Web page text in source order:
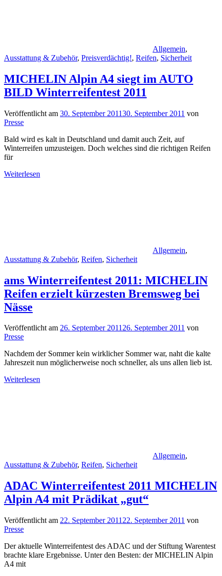
Allgemein,
Ausstattung & Zubehör, Preisverdächtig!, Reifen, Sicherheit
MICHELIN Alpin A4 siegt im AUTO
BILD Winterreifentest 2011
Veröffentlicht am 30. September 201130. September 2011 von
Presse
Bald wird es kalt in Deutschland und damit auch Zeit, auf
Winterreifen umzusteigen. Doch welches sind die richtigen Reifen
für
Weiterlesen
Allgemein,
Ausstattung & Zubehör, Reifen, Sicherheit
ams Winterreifentest 2011: MICHELIN
Reifen erzielt kürzesten Bremsweg bei
Nässe
Veröffentlicht am 26. September 201126. September 2011 von
Presse
Nachdem der Sommer kein wirklicher Sommer war, naht die kalte
Jahreszeit nun möglicherweise noch schneller, als uns allen lieb ist.
Weiterlesen
Allgemein,
Ausstattung & Zubehör, Reifen, Sicherheit
ADAC Winterreifentest 2011 MICHELIN
Alpin A4 mit Prädikat „gut“
Veröffentlicht am 22. September 2011 22. September 2011 von
Presse
Der aktuelle Winterreifentest des ADAC und der Stiftung Warentest
brachte klare Ergebnisse. Unter den Besten: der MICHELIN Alpin
A4 mit